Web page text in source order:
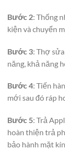
Bước 2: Thống
kiện và chuyển
Bước 3: Thợ
năng, khả năng
Bước 4: Tiến
mới sau đó ráp
Bước 5: Trả
hoàn thiện trả
bảo hành mặt